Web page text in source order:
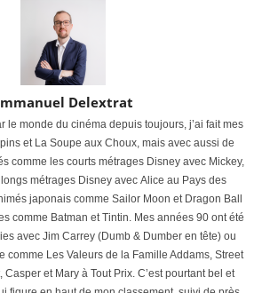
Delextrat
le monde du cinéma depuis toujours, j’ai fait mes
et La Soupe aux Choux, mais avec aussi de
comme les courts métrages Disney avec Mickey,
métrages Disney avec Alice au Pays des
japonais comme Sailor Moon et Dragon Ball
comme Batman et Tintin. Mes années 90 ont été
avec Jim Carrey (Dumb & Dumber en tête) ou
comme Les Valeurs de la Famille Addams, Street
Casper et Mary à Tout Prix. C’est pourtant bel et